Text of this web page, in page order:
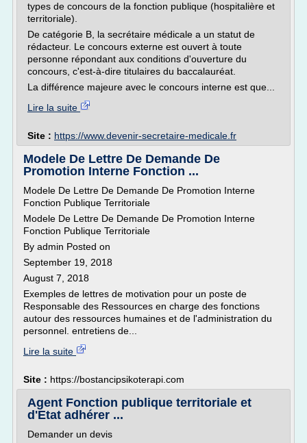
types de concours de la fonction publique (hospitalière et
territoriale).
De catégorie B, la secrétaire médicale a un statut de
rédacteur. Le concours externe est ouvert à toute
personne répondant aux conditions d'ouverture du
concours, c'est-à-dire titulaires du baccalauréat.
La différence majeure avec le concours interne est que...
Lire la suite
Site : https://www.devenir-secretaire-medicale.fr
Modele De Lettre De Demande De
Promotion Interne Fonction ...
Modele De Lettre De Demande De Promotion Interne
Fonction Publique Territoriale
Modele De Lettre De Demande De Promotion Interne
Fonction Publique Territoriale
By admin Posted on
September 19, 2018
August 7, 2018
Exemples de lettres de motivation pour un poste de
Responsable des Ressources en charge des fonctions
autour des ressources humaines et de l'administration du
personnel. entretiens de...
Lire la suite
Site : https://bostancipsikoterapi.com
Agent Fonction publique territoriale et
d'Etat adhérer ...
Demander un devis